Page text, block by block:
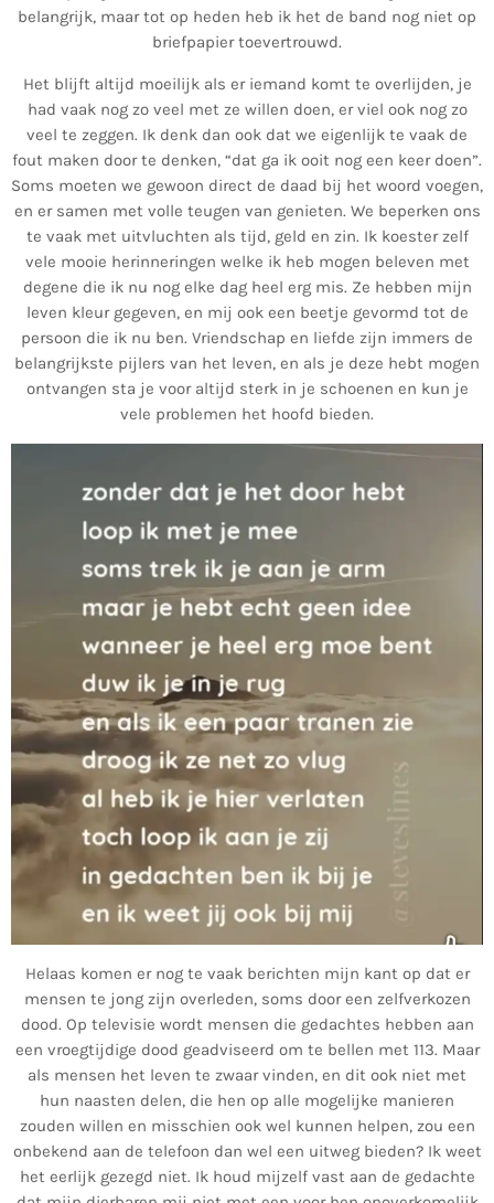
belangrijk, maar tot op heden heb ik het de band nog niet op
briefpapier toevertrouwd.
Het blijft altijd moeilijk als er iemand komt te overlijden, je
had vaak nog zo veel met ze willen doen, er viel ook nog zo
veel te zeggen. Ik denk dan ook dat we eigenlijk te vaak de
fout maken door te denken, “dat ga ik ooit nog een keer doen”.
Soms moeten we gewoon direct de daad bij het woord voegen,
en er samen met volle teugen van genieten. We beperken ons
te vaak met uitvluchten als tijd, geld en zin. Ik koester zelf
vele mooie herinneringen welke ik heb mogen beleven met
degene die ik nu nog elke dag heel erg mis. Ze hebben mijn
leven kleur gegeven, en mij ook een beetje gevormd tot de
persoon die ik nu ben. Vriendschap en liefde zijn immers de
belangrijkste pijlers van het leven, en als je deze hebt mogen
ontvangen sta je voor altijd sterk in je schoenen en kun je
vele problemen het hoofd bieden.
Helaas komen er nog te vaak berichten mijn kant op dat er
mensen te jong zijn overleden, soms door een zelfverkozen
dood. Op televisie wordt mensen die gedachtes hebben aan
een vroegtijdige dood geadviseerd om te bellen met 113. Maar
als mensen het leven te zwaar vinden, en dit ook niet met
hun naasten delen, die hen op alle mogelijke manieren
zouden willen en misschien ook wel kunnen helpen, zou een
onbekend aan de telefoon dan wel een uitweg bieden? Ik weet
het eerlijk gezegd niet. Ik houd mijzelf vast aan de gedachte